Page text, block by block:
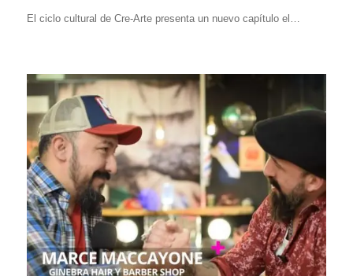
El ciclo cultural de Cre-Arte presenta un nuevo capítulo el…